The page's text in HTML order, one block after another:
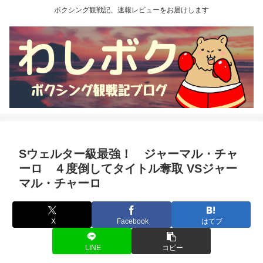
ボクシング観戦記、速報レビューをお届けします
Sウェルター級最強！ ジャーマル・チャ
ーロ ４度倒してタイトル奪取 VSジャー
マル・チャーロ
X Facebook はてブ
LINE コピー